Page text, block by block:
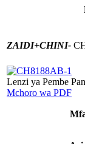
ZAIDI+CHINI-
Lenzi ya Pembe
Mchoro wa PDF